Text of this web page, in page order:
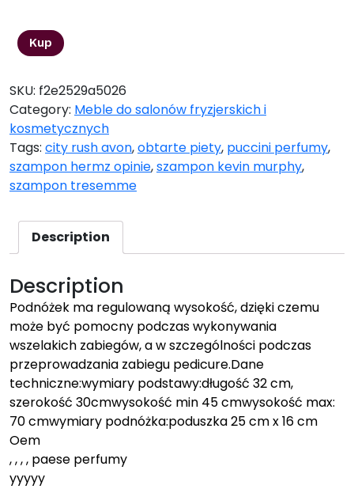
Kup
SKU: f2e2529a5026
Category: Meble do salonów fryzjerskich i
kosmetycznych
Tags: city rush avon,obtarte piety, puccini perfumy,
szampon hermz opinie,szampon kevin murphy,
szampon tresemme
Description
Description
Podnóżek ma regulowaną wysokość, dzięki czemu
może być pomocny podczas wykonywania
wszelakich zabiegów, a w szczególności podczas
przeprowadzania zabiegu pedicure.Dane
techniczne:wymiary podstawy:długość 32 cm,
szerokość 30cmwysokość min 45 cmwysokość max:
70 cmwymiary podnóżka:poduszka 25 cm x 16 cm
Oem
, , , , paese perfumy
yyyyy